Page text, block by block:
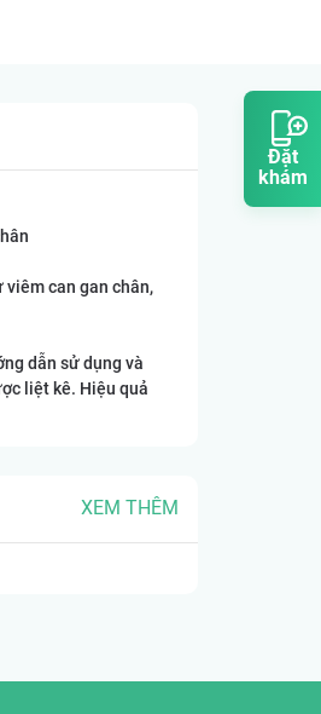
Đặt
khám
can gan chân,
dẫn sử dụng và
liệt kê. Hiệu quả
XEM THÊM